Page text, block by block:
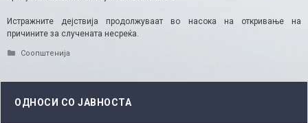
Истражните дејствија продолжуваат во насока на откривање на
причините за случената несреќа.
Categories
Соопштенија
ОДНОСИ СО ЈАВНОСТА